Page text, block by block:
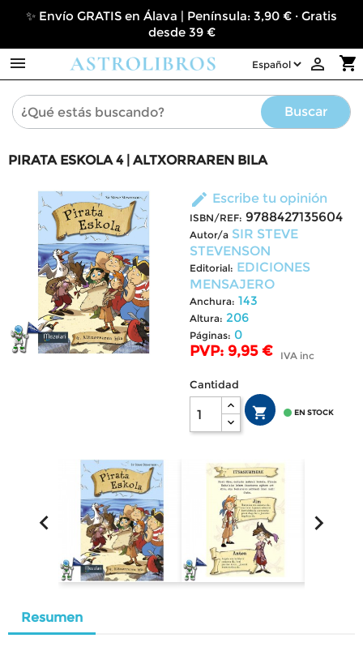
✨ Envío GRATIS en Álava | Península: 3,90 € · Gratis
desde 39 €
 shopping_cart

Buscar
PIRATA ESKOLA 4 | ALTXORRAREN BILA
edit Escribe tu opinión
ISBN/REF: 9788427135604
Autor/a SIR STEVE
STEVENSON
Editorial: EDICIONES
MENSAJERO
Anchura: 143
Altura: 206
Páginas: 0
PVP: 9,95 € IVA inc
Cantidad
  EN STOCK
 
Resumen